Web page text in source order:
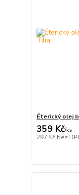
Éterický olej
359 Kč/ks
297 Kč bez